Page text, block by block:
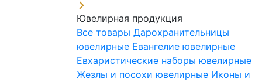
Ювелирная продукция
Все товары Дарохранительницы
ювелирные Евангелие ювелирные
Евхаристические наборы ювелирные
Жезлы и посохи ювелирные Иконы и